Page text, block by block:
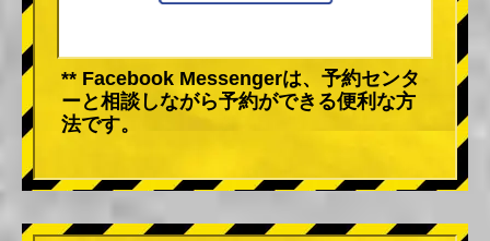
** Facebook Messengerは、予約センタ
ーと相談しながら予約ができる便利な方
法です。